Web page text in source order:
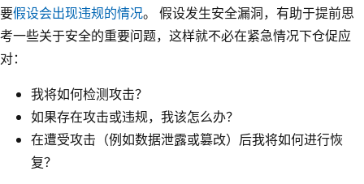
要假设会出现违规的情况。 假设发生安全漏洞，有助于提前思
考一些关于安全的重要问题，这样就不必在紧急情况下仓促应
对：
我将如何检测攻击？
如果存在攻击或违规，我该怎么办？
在遭受攻击（例如数据泄露或篡改）后我将如何进行恢
复？